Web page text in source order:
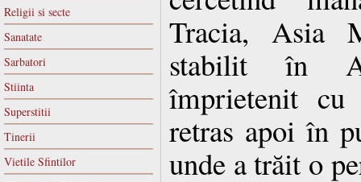
Religii si secte
Sanatate
Sarbatori
Stiinta
Superstitii
Tinerii
Vietile Sfintilor
Tracia, Asia
stabilit în
împrietenit cu
retras apoi în
unde a trăit o